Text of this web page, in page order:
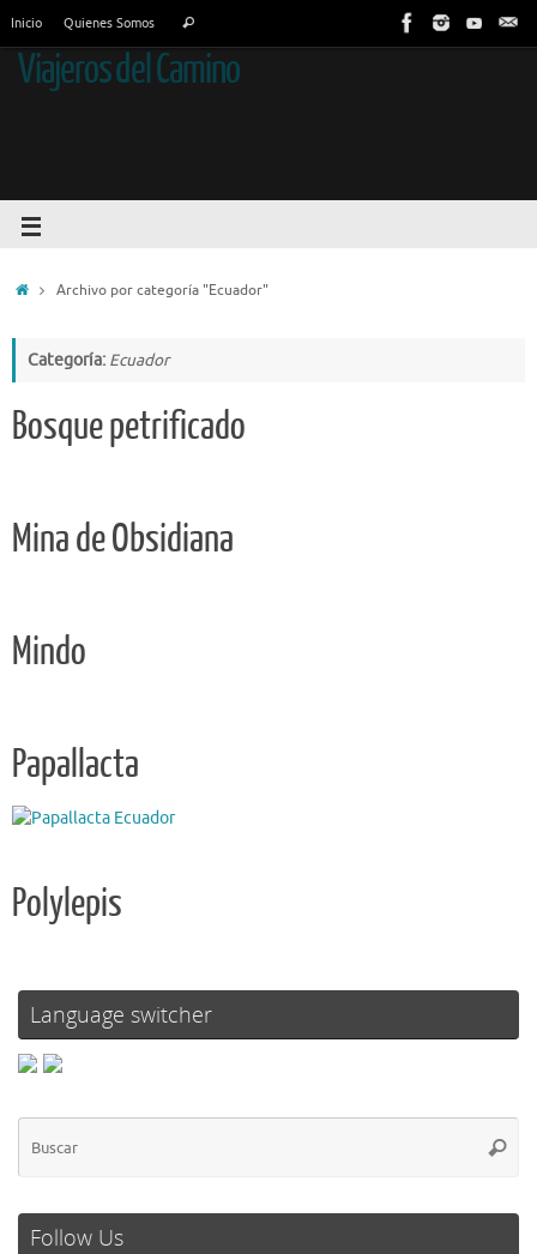
Inicio Quienes Somos
Viajeros del Camino
Archivo por categoría "Ecuador"
Categoría: Ecuador
Bosque petrificado
Mina de Obsidiana
Mindo
Papallacta
Polylepis
Language switcher
Follow Us